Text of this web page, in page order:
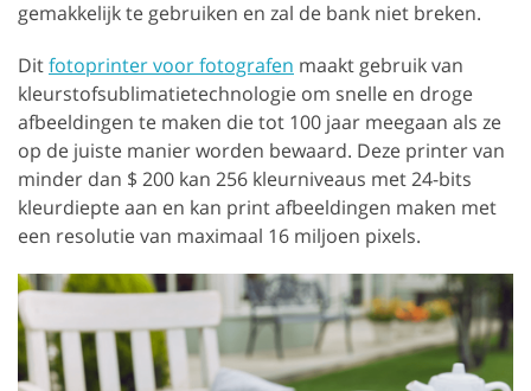
gemakkelijk te gebruiken en zal de bank niet breken.
Ditfotoprinter voor fotografen maakt gebruik van
kleurstofsublimatietechnologie om snelle en droge
afbeeldingen te maken die tot 100 jaar meegaan als ze
op de juiste manier worden bewaard. Deze printer van
minder dan $ 200 kan 256 kleurniveaus met 24-bits
kleurdiepte aan en kan print afbeeldingen maken met
een resolutie van maximaal 16 miljoen pixels.